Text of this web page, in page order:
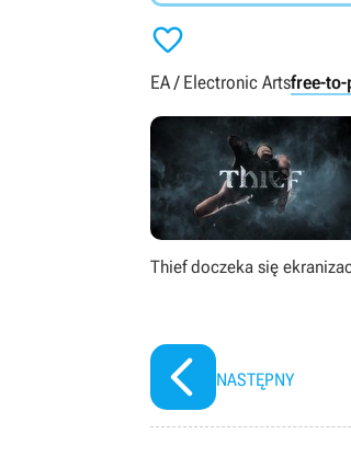

EA / Electronic Artsfree-
Thief doczeka się
NASTĘPNY